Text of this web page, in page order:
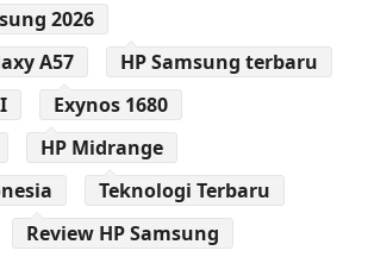
2026
A57
HP Samsung terbaru
Exynos 1680
HP Midrange
Teknologi Terbaru
Review HP Samsung